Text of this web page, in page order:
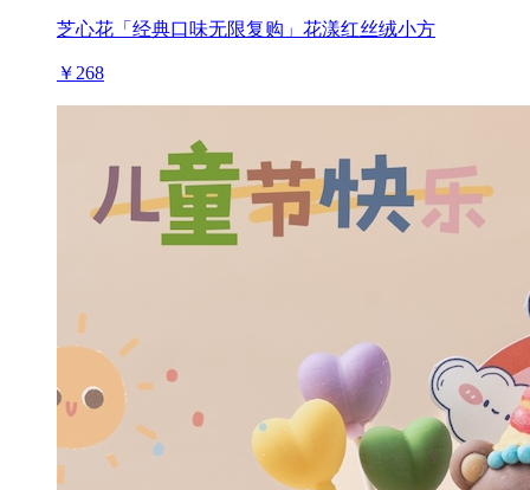
芝心花「经典口味无限复购」花漾红丝绒小方
￥268